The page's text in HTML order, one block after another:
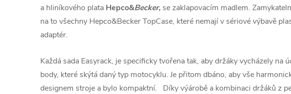
a hliníkového plata Hepco&Becker, se zaklapovacím madlem.
na to všechny Hepco&Becker TopCase, které nemají v sériové výbavě
adaptér.
Každá sada Easyrack, je specificky tvořena tak, aby držáky vycházely na
body, které skýtá daný typ motocyklu. Je přitom dbáno, aby vše
designem stroje a bylo kompaktní. Díky výárobě a kombinaci držáků z